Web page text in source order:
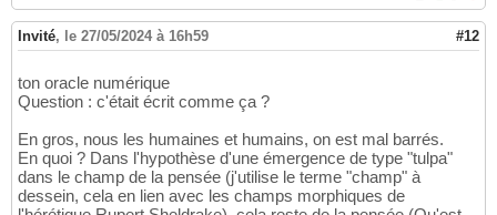
Invité, le 27/05/2024 à 16h59 #12
ton oracle numérique
Question : c'était écrit comme ça ?
En gros, nous les humaines et humains, on est mal barrés.
En quoi ? Dans l'hypothèse d'une émergence de type "tulpa"
dans le champ de la pensée (j'utilise le terme "champ" à
dessein, cela en lien avec les champs morphiques de